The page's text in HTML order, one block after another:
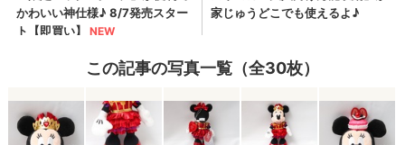
この記事の写真一覧（全30枚）